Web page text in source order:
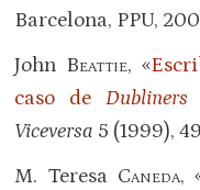
Barcelona, PPU,
John Beattie, «
caso de Dubliners
Viceversa 5 (1999),
M. Teresa Caneda,